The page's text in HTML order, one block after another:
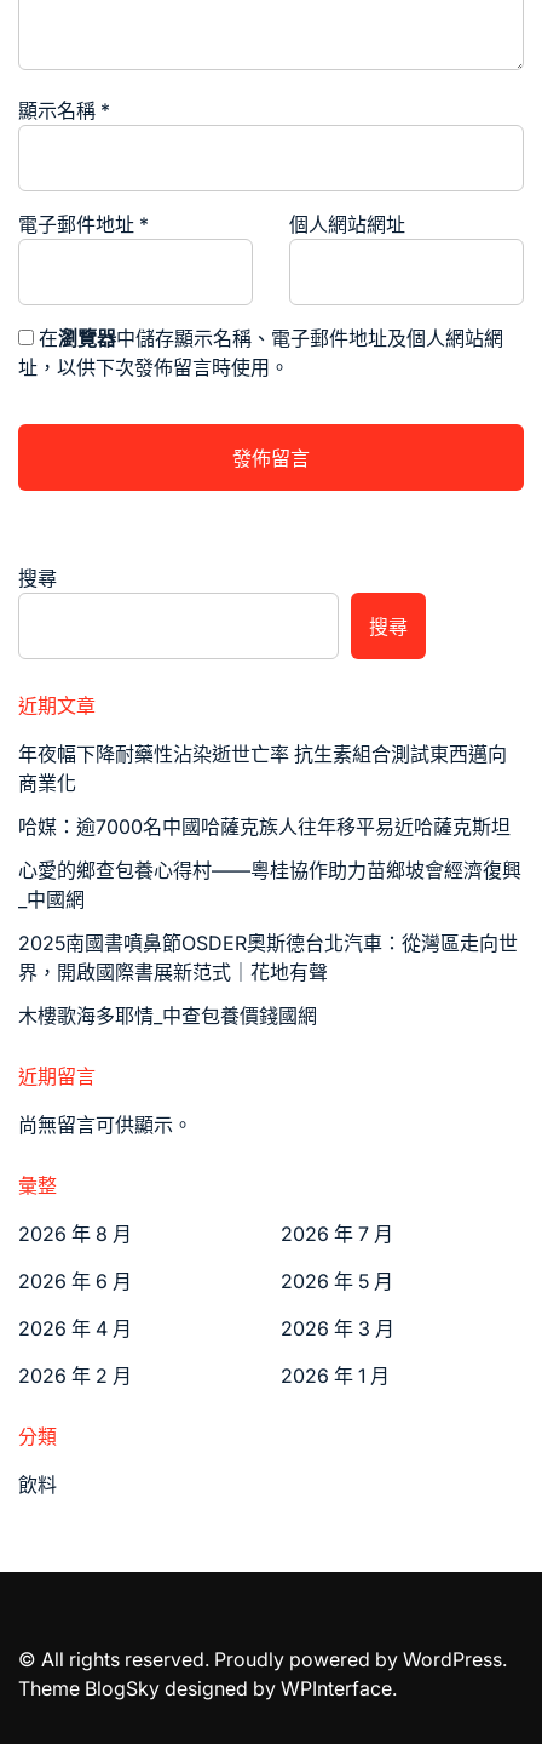
顯示名稱 *
電子郵件地址 * 個人網站網址
在瀏覽器中儲存顯示名稱、電子郵件地址及個人網站網
址，以供下次發佈留言時使用。
搜尋
搜尋
近期文章
年夜幅下降耐藥性沾染逝世亡率 抗生素組合測試東西邁向
商業化
哈媒：逾7000名中國哈薩克族人往年移平易近哈薩克斯坦
心愛的鄉查包養心得村——粵桂協作助力苗鄉坡會經濟復興
_中國網
2025南國書噴鼻節OSDER奧斯德台北汽車：從灣區走向世
界，開啟國際書展新范式｜花地有聲
木樓歌海多耶情_中查包養價錢國網
近期留言
尚無留言可供顯示。
彙整
2026 年 8 月
2026 年 7 月
2026 年 6 月
2026 年 5 月
2026 年 4 月
2026 年 3 月
2026 年 2 月
2026 年 1 月
分類
飲料
© All rights reserved. Proudly powered by WordPress.
Theme BlogSky designed by WPInterface.